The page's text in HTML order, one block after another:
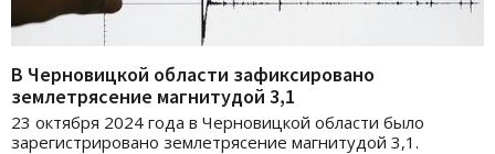
В Черновицкой области зафиксировано
землетрясение магнитудой 3,1
23 октября 2024 года в Черновицкой области было
зарегистрировано землетрясение магнитудой 3,1.